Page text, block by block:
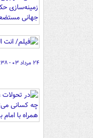
۲۴ مرداد ۰۳ - ۲۰:۳۸